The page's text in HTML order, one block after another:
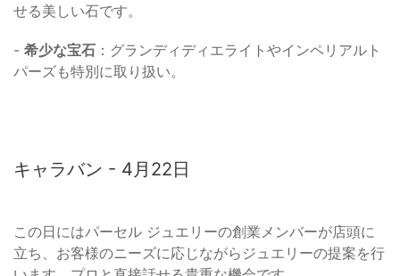
せる美しい石です。
- 希少な宝石 ：グランディディエライトやインペリアルト
パーズも特別に取り扱い。
キャラバン - 4月22日
この日にはパーセル ジュエリーの創業メンバーが店頭に
立ち、お客様のニーズに応じながらジュエリーの提案を行